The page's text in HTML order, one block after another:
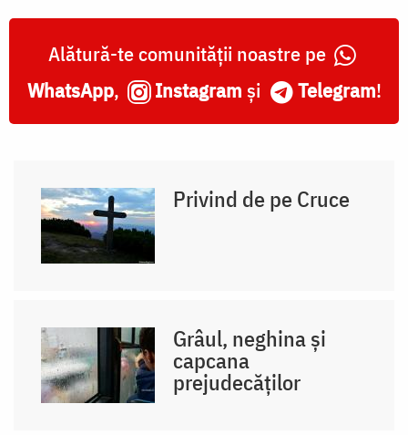
Alătură-te comunității noastre pe
WhatsApp, Instagram și Telegram!
Privind de pe Cruce
Grâul, neghina și
capcana
prejudecăților